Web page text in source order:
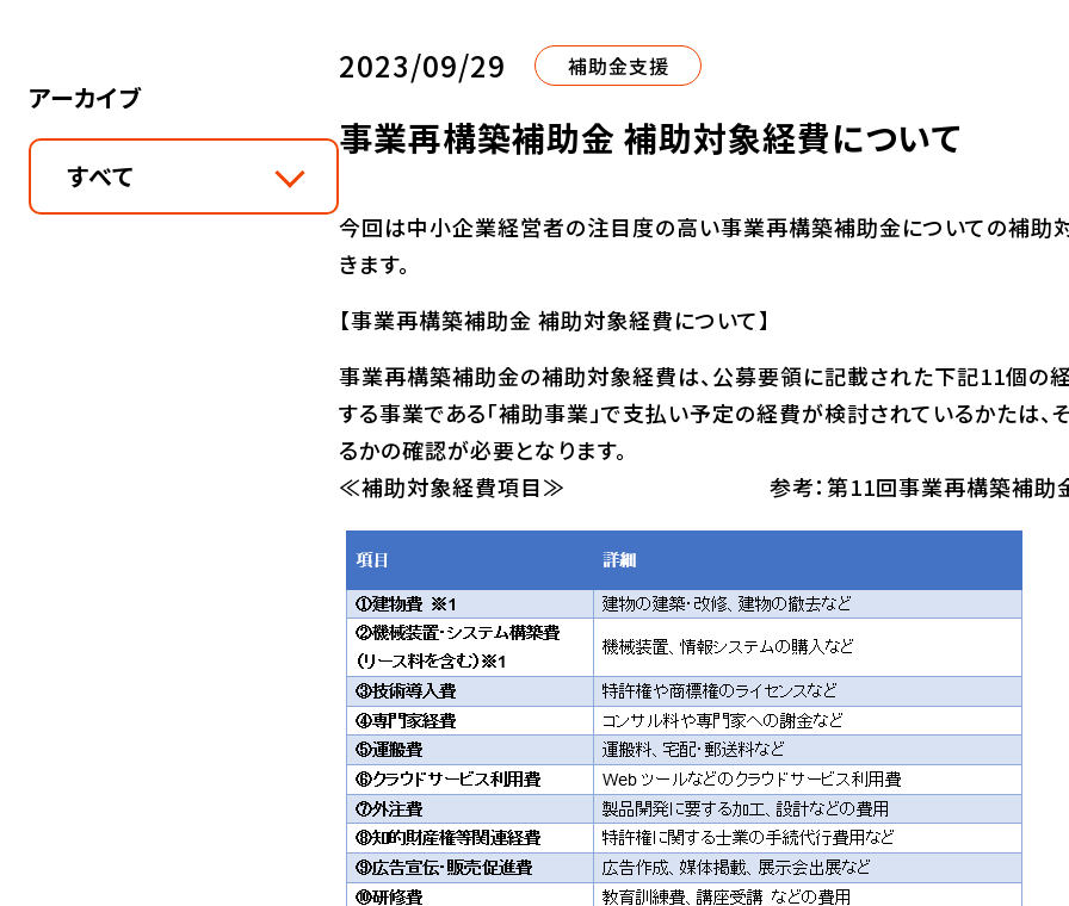
アーカイブ
すべて
2023/09/29 補助金支援
事業再構築補助金 補助対象経費について
今回は中小企業経営者の注目度の高い事業再構築補助金についての補助
きます。
【事業再構築補助金 補助対象経費について】
事業再構築補助金の補助対象経費は、公募要領に記載された下記11個の
する事業である「補助事業」で支払い予定の経費が検討されているかたは
るかの確認が必要となります。
≪補助対象経費項目≫ 参考：第11回事業再構築補助金